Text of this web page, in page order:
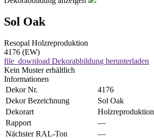
Sol Oak
Resopal Holzreproduktion
4176 (EW)
file_download Dekorabbildung herunterladen
Kein Muster erhältlich
Informationen
Dekor Nr.
4176
Dekor Bezeichnung
Sol Oak
Dekorart
Holzreproduktion
Rapport
—
Nächster RAL-Ton
—